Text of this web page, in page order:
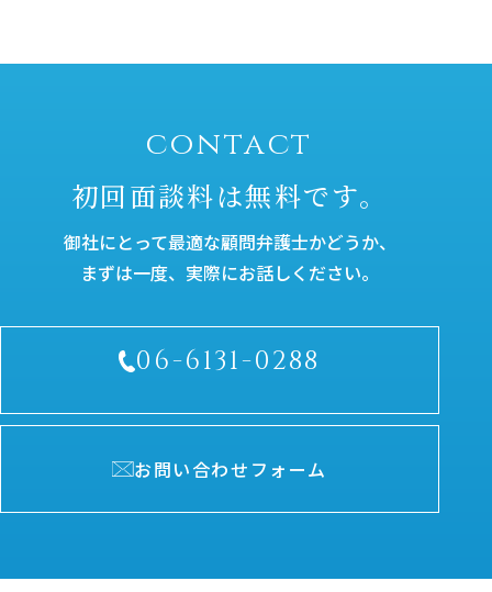
contact
初回面談料は無料です。
御社にとって最適な顧問弁護士かどうか、
まずは一度、実際にお話しください。
06-6131-0288
お問い合わせフォーム